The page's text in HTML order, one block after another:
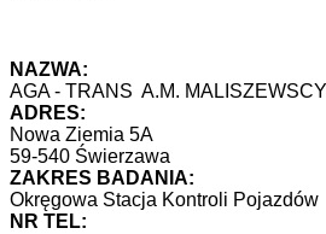
NAZWA:
AGA - TRANS A.M.
ADRES:
Nowa Ziemia 5A
59-540 Świerzawa
ZAKRES BADANIA:
Okręgowa Stacja Kontroli Pojazdów
NR TEL: